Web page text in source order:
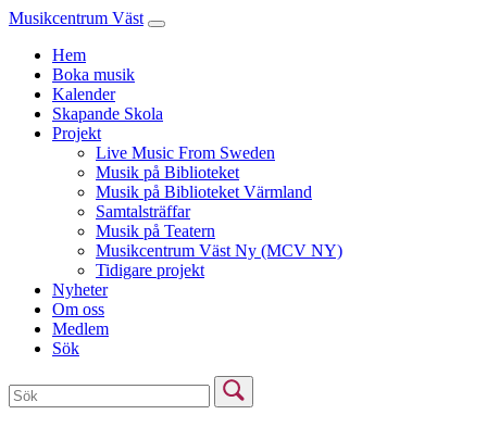
Musikcentrum Väst
Hem
Boka musik
Kalender
Skapande Skola
Projekt
Live Music From Sweden
Musik på Biblioteket
Musik på Biblioteket Värmland
Samtalsträffar
Musik på Teatern
Musikcentrum Väst Ny (MCV NY)
Tidigare projekt
Nyheter
Om oss
Medlem
Sök